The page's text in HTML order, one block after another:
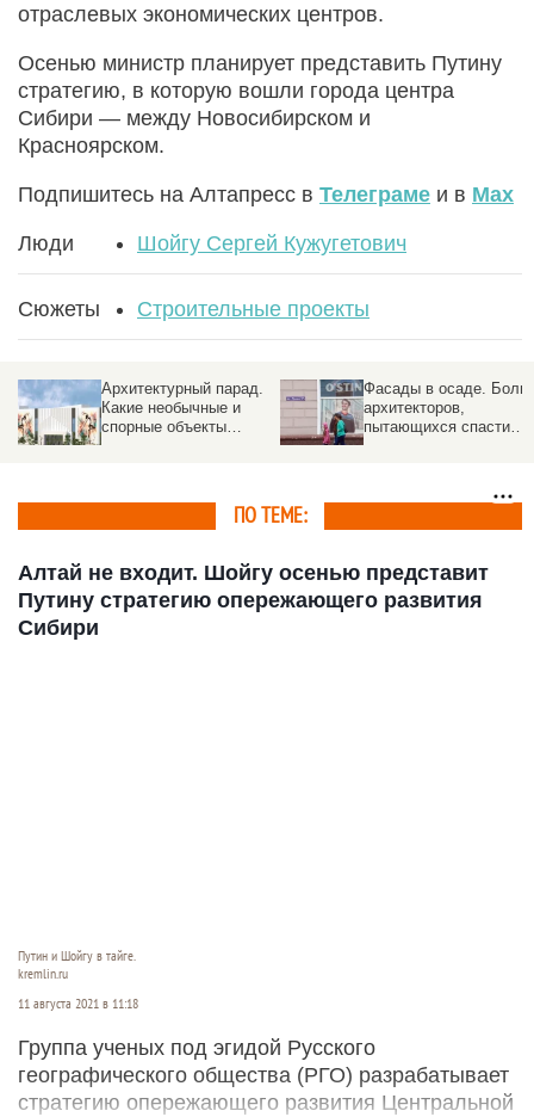
отраслевых экономических центров.
Осенью министр планирует представить Путину
стратегию, в которую вошли города центра
Сибири — между Новосибирском и
Красноярском.
Подпишитесь на Алтапресс в Телеграме и в Max
Люди Шойгу Сергей Кужугетович
Сюжеты Строительные проекты
Архитектурный парад.
Какие необычные и
спорные объекты
Фасады в осаде. Боли
архитекторов,
пытающихся спасти
ПО ТЕМЕ:
Алтай не входит. Шойгу осенью представит
Путину стратегию опережающего развития
Сибири
Путин и Шойгу в тайге.
kremlin.ru
11 августа 2021 в 11:18
Группа ученых под эгидой Русского
географического общества (РГО) разрабатывает
стратегию опережающего развития Центральной